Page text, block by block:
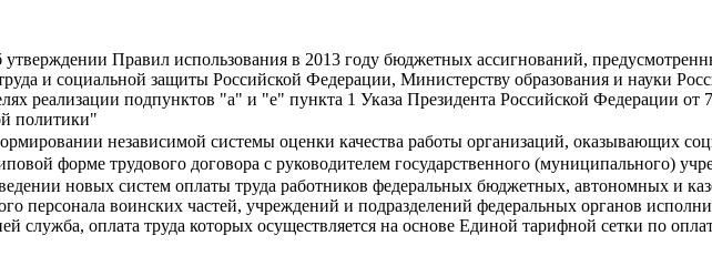
Правил использования в 2013 году бюджетных ассигнований,
и социальной защиты Российской Федерации, Министерству образования и науки
реализации подпунктов "а" и "е" пункта 1 Указа Президента Российской Федерации
политики"
независимой системы оценки качества работы организаций, оказывающих
форме трудового договора с руководителем государственного (муниципального)
новых систем оплаты труда работников федеральных бюджетных, автономных и
персонала воинских частей, учреждений и подразделений федеральных органов
служба, оплата труда которых осуществляется на основе Единой тарифной сетки по